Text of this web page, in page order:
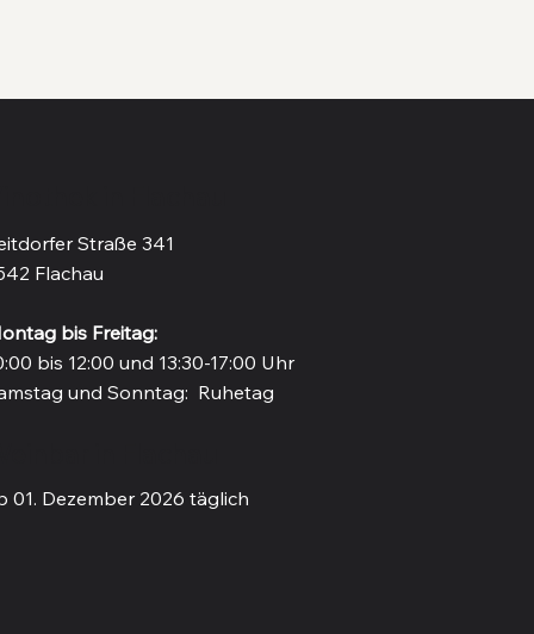
Straße 341
Flachau
bis Freitag:
bis 12:00 und 13:30-17:00 Uhr
und Sonntag: Ruhetag
01. Dezember 2026 täglich